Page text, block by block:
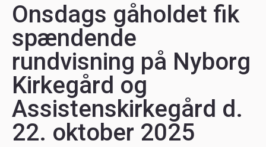
Onsdags gåholdet fik
spændende
rundvisning på Nyborg
Kirkegård og
Assistenskirkegård d.
22. oktober 2025